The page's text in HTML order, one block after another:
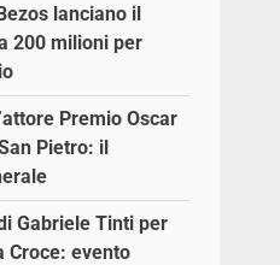
lanciano il
200 milioni per
Premio Oscar
Pietro: il
Gabriele Tinti per
Croce: evento